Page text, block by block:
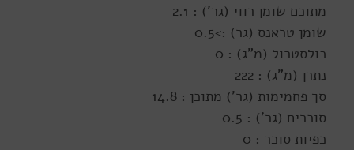
מתוכם שומן רווי (גר') : 2.1
שומן טראנס (גר) :>0.5
כולסטרול (מ"ג) : 0
נתרן (מ"ג) : 222
סך פחמימות (גר') מתוכן : 14.8
סוכרים (גר') : 0.5
כפיות סוכר : 0